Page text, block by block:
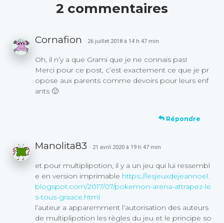
2 commentaires
Cornafion · 26 juillet 2018 à 14 h 47 min
Oh, il n’y a que Grami que je ne connais pas!
Merci pour ce post, c’est exactement ce que je pr
opose aux parents comme devoirs pour leurs enf
ants 🙂
Répondre
Manolita83 · 21 avril 2020 à 19 h 47 min
et pour multiplipotion, il y a un jeu qui lui ressembl
e en version imprimable https://lesjeuxdejeannoel.
blogspot.com/2017/07/pokemon-arena-attrapez-le
s-tous-graace.html
l’auteur a apparemment l’autorisation des auteurs
de multiplipotion les règles du jeu et le principe so